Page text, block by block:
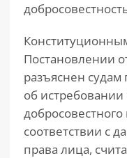
Постановлении
разъяснен
об
соответствии с
права лица,